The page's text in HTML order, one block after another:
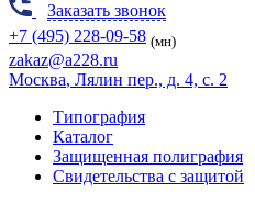
Заказать звонок
+7 (495) 228-09-58 (мн)
zakaz@a228.ru
Москва, Лялин пер., д. 4, с. 2
Типография
Каталог
Защищенная полиграфия
Свидетельства с защитой